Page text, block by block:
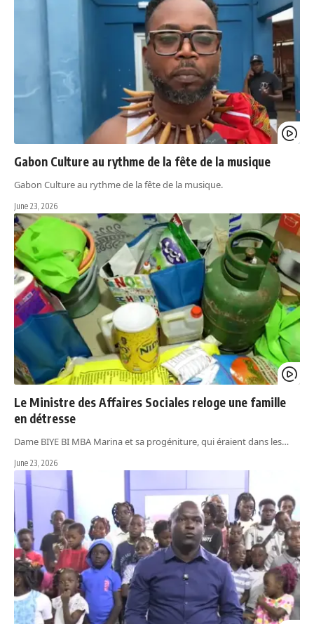
Gabon Culture au rythme de la fête de la musique
Gabon Culture au rythme de la fête de la musique.
June 23, 2026
Le Ministre des Affaires Sociales reloge une famille
en détresse
Dame BIYE BI MBA Marina et sa progéniture, qui éraient dans les…
June 23, 2026